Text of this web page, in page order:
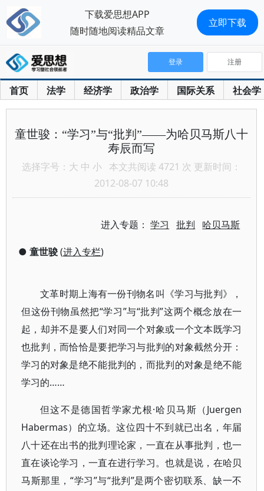
首页 法学 经济学 政治学 国际关系 社会学
登录 注册
童世骏：“学习”与“批判”——为哈贝马斯八十
寿辰而写
选择字号： 大 中 小 本文共阅读 4721 次 更新时间：
2012-08-07 10:48
进入专题：学习 批判 哈贝马斯
● 童世骏(进入专栏)
文革时期上海有一份刊物名叫《学习与批判》，
但这份刊物虽然把“学习”与“批判”这两个概念放在一
起，却并不是要人们对同一个对象或一个文本既学习
也批判，而恰恰是要把学习与批判的对象截然分开：
学习的对象是绝不能批判的，而批判的对象是绝不能
学习的……
但这不是德国哲学家尤根·哈贝马斯（Juergen
Habermas）的立场。这位四十不到就已出名，年届
八十还在出书的批判理论家，一直在从事批判，也一
直在谈论学习，一直在进行学习。也就是说，在哈贝
马斯那里，“学习”与“批判”是两个密切联系、缺一不
下载爱思想APP
随时随地阅读精品文章
立即下载